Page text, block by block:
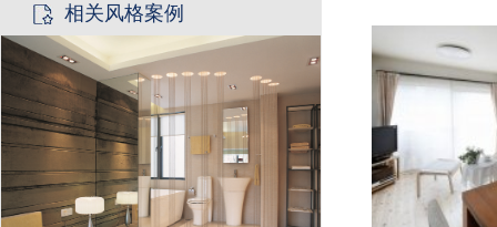
相关风格案例